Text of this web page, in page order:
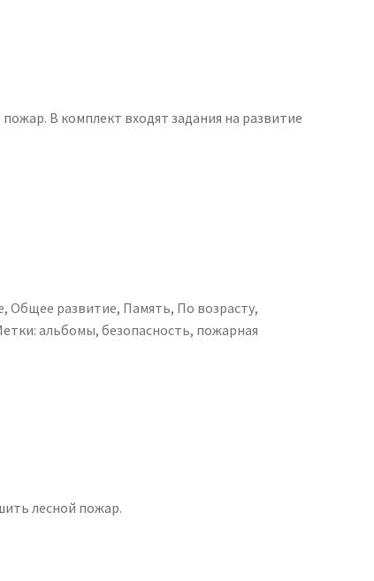
В комплект входят задания на развитие
, Общее развитие, Память, По возрасту,
альбомы, безопасность, пожарная
лесной пожар.